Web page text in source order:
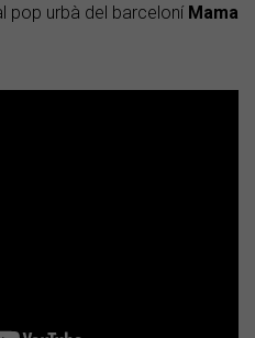
pop urbà del barceloní Mama